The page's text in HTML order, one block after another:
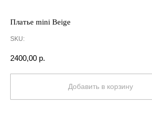
Платье mini Beige
SKU:
2400,00 р.
Добавить в корзину